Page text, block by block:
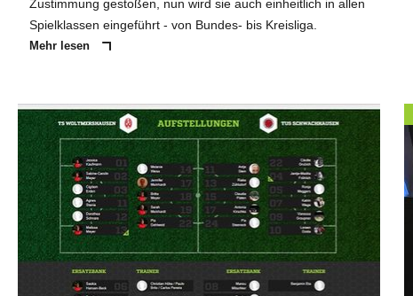
Zustimmung gestoßen, nun wird sie auch einheitlich in allen
Spielklassen eingeführt - von Bundes- bis Kreisliga.
Mehr lesen